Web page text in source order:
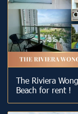
The Riviera
Beach for rent !